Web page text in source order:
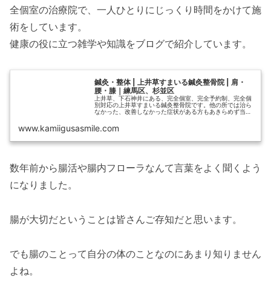
全個室の治療院で、一人ひとりにじっくり時間をかけて施
術をしています。
健康の役に立つ雑学や知識をブログで紹介しています。
鍼灸・整体 | 上井草すまいる鍼灸整骨院 | 肩・
腰・膝｜練馬区、杉並区
上井草、下石神井にある、完全個室、完全予約制、完全個
別対応の上井草すまいる鍼灸整骨院です。他の所では治ら
なかった、改善しなかった症状がある方もあきらめず当院
肩、自律神経、不眠、交通事故等ご相...
www.kamiigusasmile.com
数年前から腸活や腸内フローラなんて言葉をよく聞くよう
になりました。
腸が大切だということは皆さんご存知だと思います。
でも腸のことって自分の体のことなのにあまり知りません
よね。